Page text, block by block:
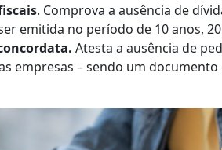
. Comprova a ausência de
emitida no período de 10 anos,
Atesta a ausência de
empresas – sendo um